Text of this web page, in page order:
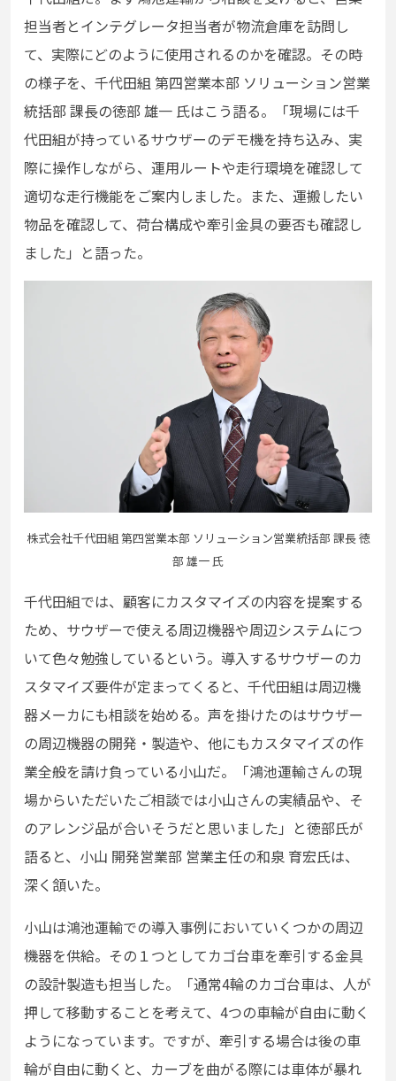
担当者とインテグレータ担当者が物流倉庫を訪問し
て、実際にどのように使用されるのかを確認。その時
の様子を、千代田組 第四営業本部 ソリューション営業
統括部 課長の徳部 雄一 氏はこう語る。「現場には千
代田組が持っているサウザーのデモ機を持ち込み、実
際に操作しながら、運用ルートや走行環境を確認して
適切な走行機能をご案内しました。また、運搬したい
物品を確認して、荷台構成や牽引金具の要否も確認し
ました」と語った。
株式会社千代田組 第四営業本部 ソリューション営業統括部 課長 徳
部 雄一 氏
千代田組では、顧客にカスタマイズの内容を提案する
ため、サウザーで使える周辺機器や周辺システムにつ
いて色々勉強しているという。導入するサウザーのカ
スタマイズ要件が定まってくると、千代田組は周辺機
器メーカにも相談を始める。声を掛けたのはサウザー
の周辺機器の開発・製造や、他にもカスタマイズの作
業全般を請け負っている小山だ。「鴻池運輸さんの現
場からいただいたご相談では小山さんの実績品や、そ
のアレンジ品が合いそうだと思いました」と徳部氏が
語ると、小山 開発営業部 営業主任の和泉 育宏氏は、
深く頷いた。
小山は鴻池運輸での導入事例においていくつかの周辺
機器を供給。その１つとしてカゴ台車を牽引する金具
の設計製造も担当した。「通常4輪のカゴ台車は、人が
押して移動することを考えて、4つの車輪が自由に動く
ようになっています。ですが、牽引する場合は後の車
輪が自由に動くと、カーブを曲がる際には車体が暴れ